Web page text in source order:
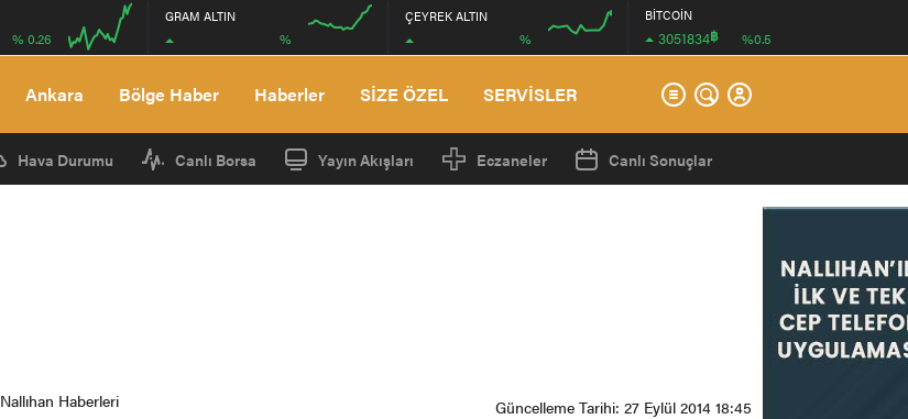
% 0.26
GRAM ALTIN
%
ÇEYREK ALTIN
%
BİTCOİN
3051834฿ %0.5
Ankara Bölge Haber Haberler SİZE ÖZEL SERVİSLER
Hava Durumu Canlı Borsa Yayın Akışları Eczaneler Canlı Sonuçlar
Nallıhan Haberleri Güncelleme Tarihi: 27 Eylül 2014 18:45